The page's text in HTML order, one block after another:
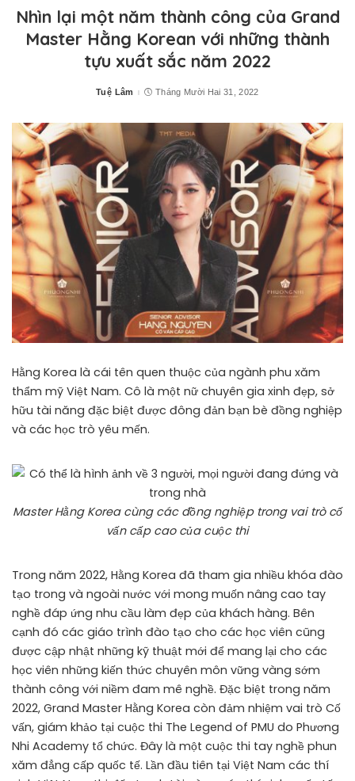
Nhìn lại một năm thành công của Grand
Master Hằng Korean với những thành
tựu xuất sắc năm 2022
Posted
Tuệ Lâm Tháng Mười Hai 31, 2022
Hằng Korea là cái tên quen thuộc của ngành phu xăm
thẩm mỹ Việt Nam. Cô là một nữ chuyên gia xinh đẹp, sở
hữu tài năng đặc biệt được đông đản bạn bè đồng nghiệp
và các học trò yêu mến.
Master Hằng Korea cùng các đồng nghiệp trong vai trò cố
vấn cấp cao của cuộc thi
Trong năm 2022, Hằng Korea đã tham gia nhiều khóa đào
tạo trong và ngoài nước với mong muốn nâng cao tay
nghề đáp ứng nhu cầu làm đẹp của khách hàng. Bên
cạnh đó các giáo trình đào tạo cho các học viên cũng
được cập nhật những kỹ thuật mới để mang lại cho các
học viên những kiến thức chuyên môn vững vàng sớm
thành công với niềm đam mê nghề. Đặc biệt trong năm
2022, Grand Master Hằng Korea còn đảm nhiệm vai trò Cố
vấn, giám khảo tại cuộc thi The Legend of PMU do Phương
Nhi Academy tổ chức. Đây là một cuộc thi tay nghề phun
xăm đẳng cấp quốc tế. Lần đầu tiên tại Việt Nam các thí